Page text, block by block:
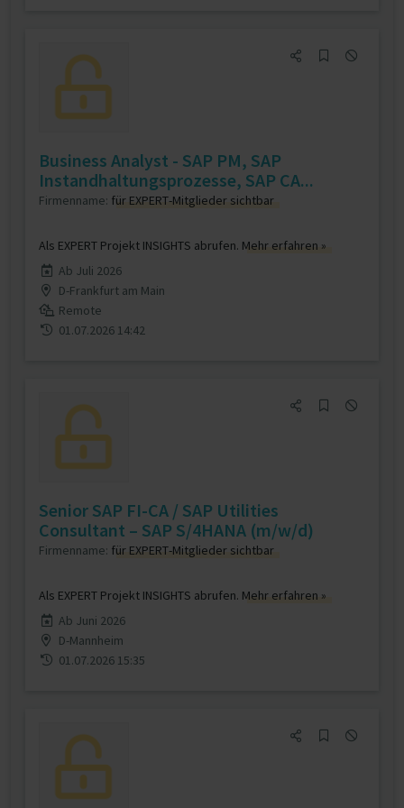
Business Analyst - SAP PM, SAP
Instandhaltungsprozesse, SAP CA...
Firmenname: für EXPERT-Mitglieder sichtbar
Als EXPERT Projekt INSIGHTS abrufen. Mehr erfahren »
Ab Juli 2026
D-Frankfurt am Main
Remote
01.07.2026 14:42
Senior SAP FI-CA / SAP Utilities
Consultant – SAP S/4HANA (m/w/d)
Firmenname: für EXPERT-Mitglieder sichtbar
Als EXPERT Projekt INSIGHTS abrufen. Mehr erfahren »
Ab Juni 2026
D-Mannheim
01.07.2026 15:35